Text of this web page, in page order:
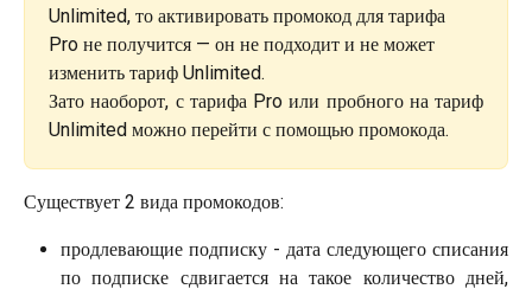
Unlimited, то активировать промокод для тарифа
Pro не получится — он не подходит и не может
изменить тариф Unlimited.
Зато наоборот, с тарифа Pro или пробного на тариф
Unlimited можно перейти с помощью промокода.
Существует 2 вида промокодов:
продлевающие подписку - дата следующего списания
по подписке сдвигается на такое количество дней,